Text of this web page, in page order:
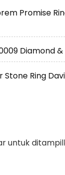
Promise
Diamond &
Stone Ring
untuk